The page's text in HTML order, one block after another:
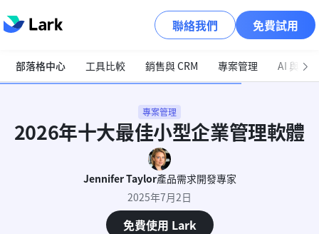
聯絡我們 免費試用
部落格中心 工具比較 銷售與 CRM 專案管理 AI 與自
專案管理
2026年十大最佳小型企業管理軟體
Jennifer Taylor產品需求開發專家
2025年7月2日
免費使用 Lark